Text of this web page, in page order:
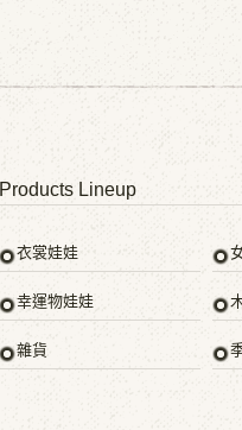
Products Lineup
衣裳娃娃
幸運物娃娃
雜貨